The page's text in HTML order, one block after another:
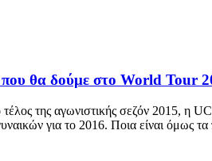
θα δούμε στο World Tour
της αγωνιστικής σεζόν 2015, η
για το 2016. Ποια είναι όμως